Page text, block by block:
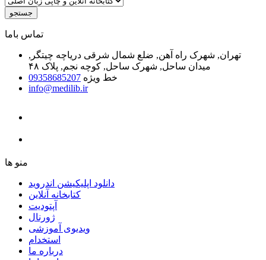
جستجو
ﺗﻤﺎﺱ ﺑﺎﻣﺎ
تهران, شهرک راه آهن, ضلع شمال شرقی دریاچه چیتگر,
میدان ساحل, شهرک ساحل, کوچه نجم, پلاک ۴۸
خط ویژه 09358685207
info@medilib.ir
ﻣﻨﻮ ﻫﺎ
دانلود اپلیکیشن اندروید
ﮐﺘﺎﺑﺨﺎﻧﻪ ﺁﻧﻼﯾﻦ
ﺁﭘﺘﻮﺩﯾﺖ
ﮊﻭﺭﻧﺎﻝ
ویدیوی آموزشی
استخدام
درباره ما